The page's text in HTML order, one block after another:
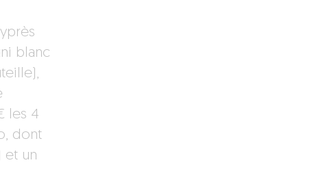
blanc
les 4
dont
et un